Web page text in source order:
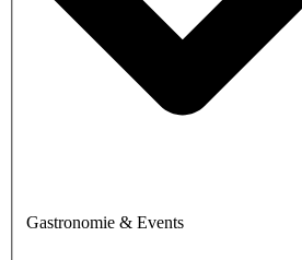
Gastronomie & Events